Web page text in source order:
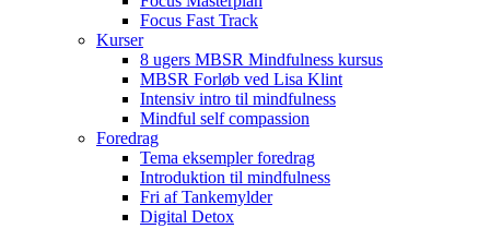
Focus Fast Track
Kurser
8 ugers MBSR Mindfulness kursus
MBSR Forløb ved Lisa Klint
Intensiv intro til mindfulness
Mindful self compassion
Foredrag
Tema eksempler foredrag
Introduktion til mindfulness
Fri af Tankemylder
Digital Detox